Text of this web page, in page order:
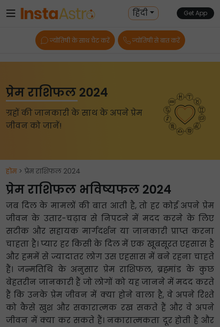
हिंदी Get App
ज्योतिषी के साथ चैट करें ज्योतिषी से बात करें
प्रेम राशिफल 2024
ग्रहों की जानकारी के साथ के अपने प्रेम
जीवन को जानें!
होम> प्रेम राशिफल 2024
प्रेम राशिफल भविष्यफल 2024
जब दिल के मामलों की बात आती है, तो हर कोई अपने प्रेम
जीवन के उतार-चढ़ाव से निपटने में मदद करने के लिए
सटीक और सहायक मार्गदर्शन या जानकारी प्राप्त करना
चाहता है। प्यार हर किसी के दिल में एक खूबसूरत एहसास है
और हममें से ज्यादातर लोग उस एहसास में बने रहना चाहते
हैं। जन्मतिथि के अनुसार प्रेम राशिफल, ब्रह्मांड के कुछ
बेहतरीन जानकारी हैं जो लोगों को यह जानने में मदद करते
हैं कि उनके प्रेम जीवन में क्या होने वाला है, वे अपने रिश्ते
को कैसे खुश और सकारात्मक रख सकते हैं और वे अपने
जीवन में क्या कर सकते हैं। नकारात्मकता दूर होती है और